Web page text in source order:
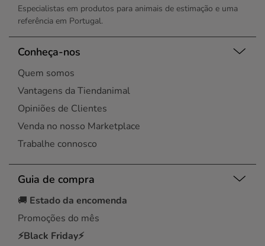
Especialistas em produtos para animais de estimação e uma
referência em Portugal.
Conheça-nos
Quem somos
Vantagens da Tiendanimal
Opiniões de Clientes
Venda no nosso Marketplace
Trabalhe connosco
Guia de compra
🚚 Estado da encomenda
Promoções do mês
⚡Black Friday⚡